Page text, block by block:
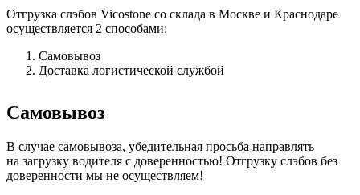
Отгрузка слэбов Vicostone со склада в Москве и Краснодаре
осуществляется 2 способами:
Самовывоз
Доставка логистической службой
Самовывоз
В случае самовывоза, убедительная просьба направлять
на загрузку водителя с доверенностью! Отгрузку слэбов без
доверенности мы не осуществляем!